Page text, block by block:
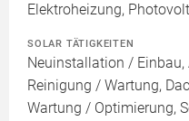
Elektroheizung,
SOLAR TÄTIGKEITEN
Neuinstallation /
Reinigung / Wartung,
Wartung / Optimierung,